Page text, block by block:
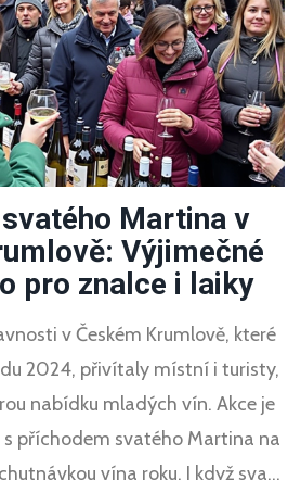
Martina v
Výjimečné
pro znalce i laiky
v Českém Krumlově, které
2024, přivítaly místní i turisty,
nabídku mladých vín. Akce je
příchodem svatého Martina na
vína roku. I když svatý